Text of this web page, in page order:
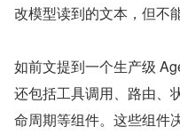
改模型读到的文本，但不
如前文提到一个生产级
还包括工具调用、路由、
命周期等组件。这些组件